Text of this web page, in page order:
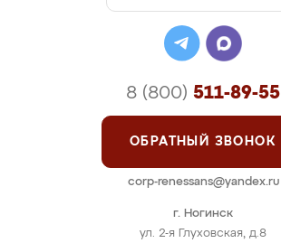
г. Ногинск
ул. 2-я Глуховская, д.8
8 (800) 511-89-55
ОБРАТНЫЙ ЗВОНОК
corp-renessans@yandex.ru